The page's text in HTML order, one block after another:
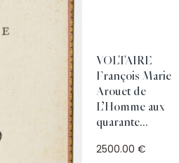
VOLTAIRE
François Marie
Arouet de
L’Homme aux
quarante...
2500.00 €